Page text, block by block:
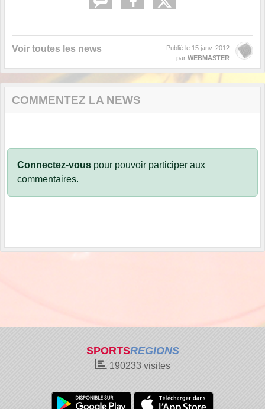
Voir toutes les news Publié le 15 janv. 2012
par WEBMASTER
COMMENTEZ LA NEWS
Connectez-vous pour pouvoir participer aux
commentaires.
SPORTSREGIONS
190233 visites